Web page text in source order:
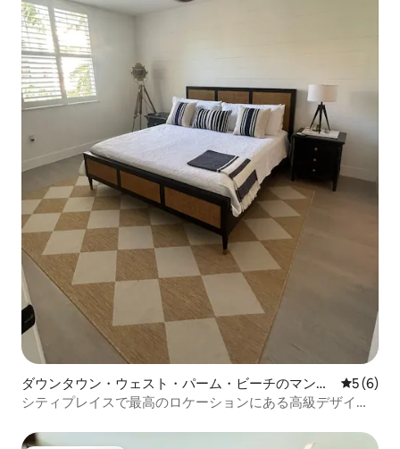
ダウンタウン・ウェスト・パーム・ビーチのマンシ
ョン・アパート
レビュー
5 (6)
シティプレイスで最高のロケーションにある高級デザイナ